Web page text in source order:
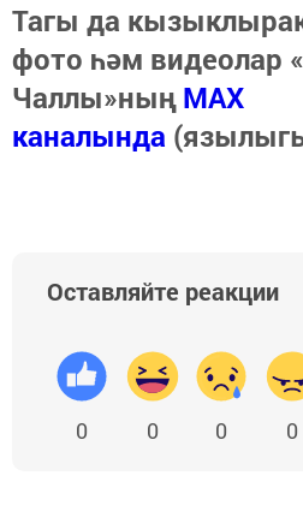
Тагы да
фото һәм видеолар
Чаллы»ныңMAX
каналында
Оставляйте реакции
0 0 0 0